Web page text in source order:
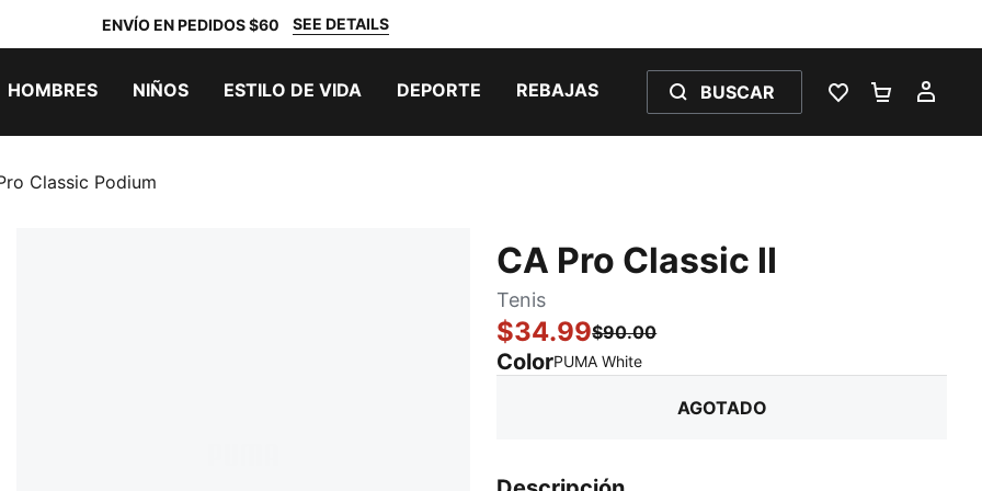
ENVÍO EN PEDIDOS $60 SEE DETAILS
HOMBRES NIÑOS ESTILO DE VIDA DEPORTE REBAJAS BUSCAR
LISTA DE
Classic Podium
CA Pro Classic II
Tenis
$34.99$90.00
ColorPUMA White:
AGOTADO